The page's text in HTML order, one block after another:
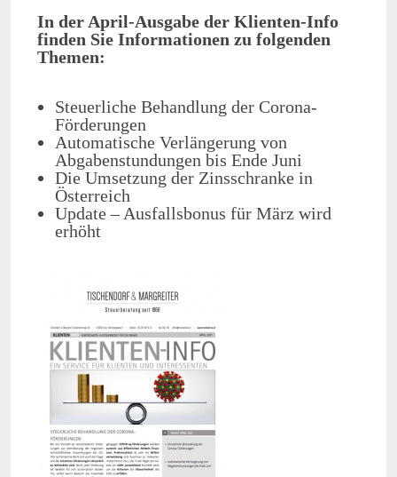
In der April-Ausgabe der Klienten-Info
finden Sie Informationen zu folgenden
Themen:
Steuerliche Behandlung der Corona-
Förderungen
Automatische Verlängerung von
Abgabenstundungen bis Ende Juni
Die Umsetzung der Zinsschranke in
Österreich
Update – Ausfallsbonus für März wird
erhöht